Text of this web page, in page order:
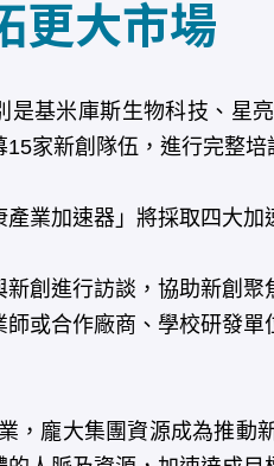
更大市場
基米庫斯生物科技、星
家新創隊伍，進行完整培
業加速器」將採取四大加
創進行訪談，協助新創
或合作廠商、學校研發
龐大集團資源成為推動